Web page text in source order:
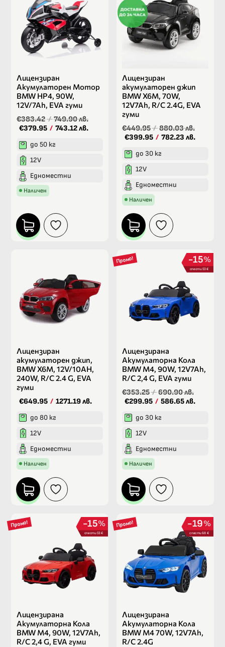
Лицензиран
Акумулаторен Мотор
BMW HP4, 90W,
12V/7Ah, EVA гуми
€383.42/749.90 лв.
€379.95 / 743.12 лв.
до 50 кг
12V
Едноместни
Наличен
Лицензиран
акумулаторен джип
BMW X6M, 70W,
12V7Ah, R/C 2.4G, EVA
гуми
€449.95/880.03 лв.
€399.95 / 782.23 лв.
до 30 кг
12V
Едноместни
Наличен
Лицензиран
акумулаторен джип,
BMW X6M, 12V/10AH,
240W, R/C 2.4 G, EVA
гуми
€649.95 / 1271.19 лв.
до 80 кг
12V
Едноместни
Наличен
Промо! %
15
спести 53 €
Лицензирана
Акумулаторна Кола
BMW M4, 90W, 12V7Ah,
R/C 2,4 G, EVA гуми
€353.25/690.90 лв.
€299.95 / 586.65 лв.
до 30 кг
12V
Едноместни
Наличен
Промо! %
15
спести 53 €
Лицензирана
Акумулаторна Кола
BMW M4, 90W, 12V7Ah,
R/C 2,4 G, EVA гуми
Промо! %
19
спести 68 €
Лицензирана
Акумулаторна Кола
BMW M4 70W, 12V7Ah,
R/C 2.4G